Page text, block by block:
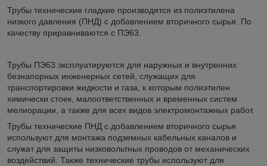
Трубы технические гладкие производятся из полиэтилена
низкого давления (ПНД) с добавлением вторичного сырья. По
качеству приравниваются с ПЭ63.
Трубы ПЭ63 эксплуатируются для наружных и внутренних
безнапорных инженерных сетей, служащих для
транспортировки жидкости и газа, к которым полиэтилен
химически стоек, малоответственных и временных систем
мелиорации, а также для всех видов электромонтажных работ.
Трубы технические ПНД с добавлением вторичного сырья
используют для монтажа подземных кабельных каналов и
служат для защиты низковольтных проводов от механических
воздействий. Также технические трубы используют для